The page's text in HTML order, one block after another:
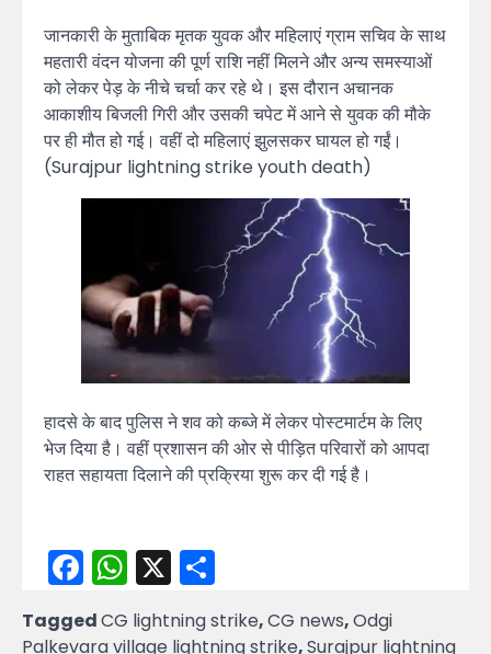
जानकारी के मुताबिक मृतक युवक और महिलाएं ग्राम सचिव के साथ
महतारी वंदन योजना की पूर्ण राशि नहीं मिलने और अन्य समस्याओं
को लेकर पेड़ के नीचे चर्चा कर रहे थे। इस दौरान अचानक
आकाशीय बिजली गिरी और उसकी चपेट में आने से युवक की मौके
पर ही मौत हो गई। वहीं दो महिलाएं झुलसकर घायल हो गईं।
(Surajpur lightning strike youth death)
हादसे के बाद पुलिस ने शव को कब्जे में लेकर पोस्टमार्टम के लिए
भेज दिया है। वहीं प्रशासन की ओर से पीड़ित परिवारों को आपदा
राहत सहायता दिलाने की प्रक्रिया शुरू कर दी गई है।
Facebook
WhatsApp
X
TaggedCG lightning strike,CG news,Odgi
Palkevara village lightning strike,Surajpur lightning